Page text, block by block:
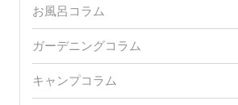
お風呂コラム
ガーデニングコラム
キャンプコラム